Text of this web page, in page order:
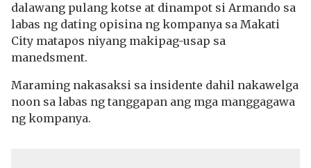
dalawang pulang kotse at dinampot si Armando sa
labas ng dating opisina ng kompanya sa Makati
City matapos niyang makipag-usap sa
manedsment.
Maraming nakasaksi sa insidente dahil nakawelga
noon sa labas ng tanggapan ang mga manggagawa
ng kompanya.